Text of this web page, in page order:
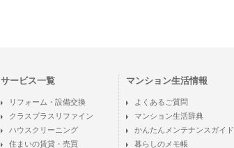
サービス一覧
リフォーム・設備交換
クラスプラスリファイン
ハウスクリーニング
住まいの賃貸・売買
マンション生活情報
よくあるご質問
マンション生活辞典
かんたんメンテナンスガイド
暮らしのメモ帳